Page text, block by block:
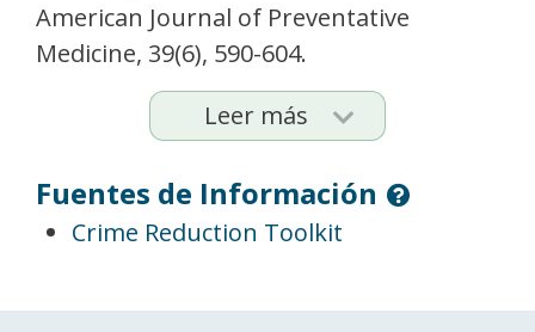
American Journal of Preventative
Medicine, 39(6), 590-604.
Leer más
Fuentes de Información
Crime Reduction Toolkit